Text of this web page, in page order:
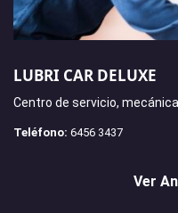
LUBRI CAR DELUXE
Centro de servicio,
Teléfono: 6456 3437
Ver